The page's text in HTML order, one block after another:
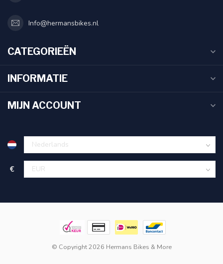
Info@hermansbikes.nl
CATEGORIEËN
INFORMATIE
MIJN ACCOUNT
€
© Copyright 2026 Hermans Bikes & More